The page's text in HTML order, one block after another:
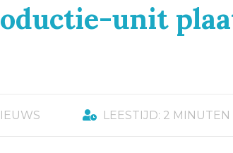
unit
LEESTIJD: 2 MINUTEN